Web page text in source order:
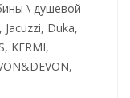
\ душевой
Duka,
KERMI,